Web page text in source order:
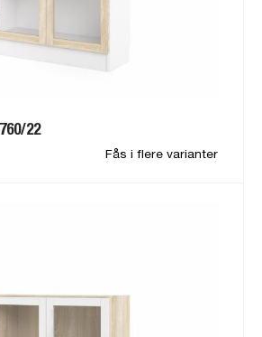
22
Fås i flere varianter